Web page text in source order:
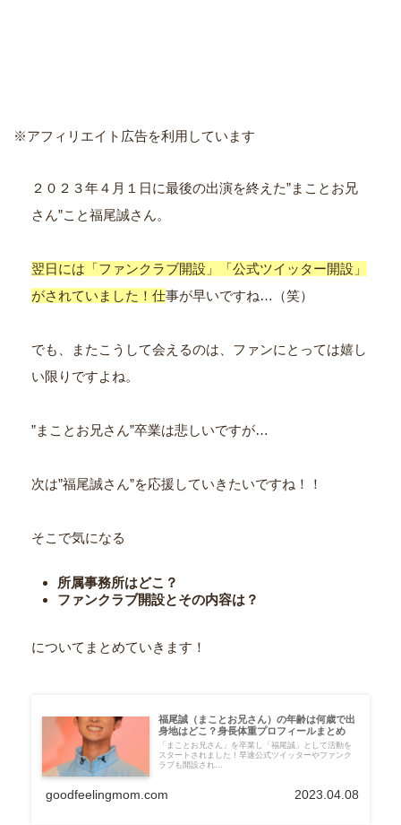
※アフィリエイト広告を利用しています
２０２３年４月１日に最後の出演を終えた”まことお兄
さん”こと福尾誠さん。
翌日には「ファンクラブ開設」「公式ツイッター開設」
がされてい ました！仕事が早いですね…（笑）
でも、またこうして会えるのは、ファンにとっては嬉し
い限りですよね。
”まことお兄さん”卒業は悲しいですが…
次は”福尾誠さん”を応援していきたいですね！！
そこで気になる
所属事務所はどこ？
ファンクラブ開設とその内容は？
についてまとめていきます！
福尾誠（まことお兄さん）の年齢は何歳で出
身地はどこ？身長体重プロフィールまとめ
「まことお兄さん」を卒業し「福尾誠」として活動を
スタートされました！早速公式ツイッターやファンク
ラブも開設され...
goodfeelingmom.com 2023.04.08